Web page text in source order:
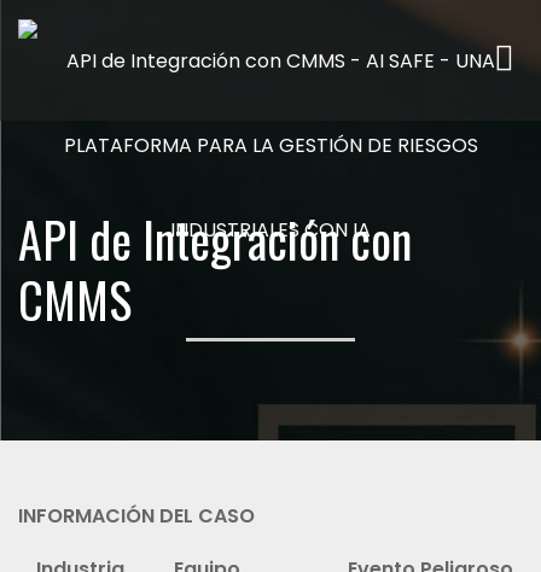
API de Integración con
CMMS
INFORMACIÓN DEL CASO